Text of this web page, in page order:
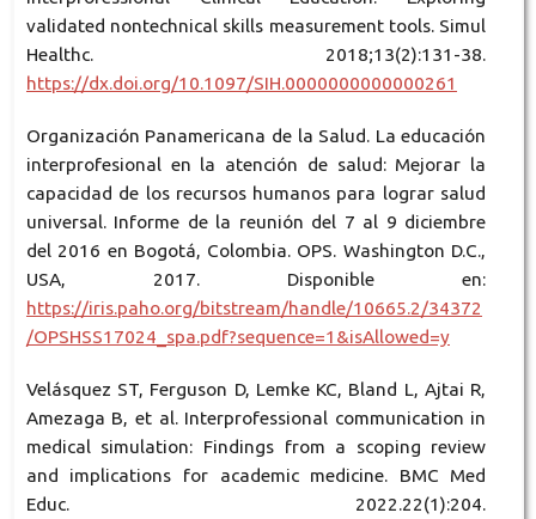
validated nontechnical skills measurement tools. Simul
Healthc. 2018;13(2):131-38.
https://dx.doi.org/10.1097/SIH.0000000000000261
Organización Panamericana de la Salud. La educación
interprofesional en la atención de salud: Mejorar la
capacidad de los recursos humanos para lograr salud
universal. Informe de la reunión del 7 al 9 diciembre
del 2016 en Bogotá, Colombia. OPS. Washington D.C.,
USA, 2017. Disponible en:
https://iris.paho.org/bitstream/handle/10665.2/34372
/OPSHSS17024_spa.pdf?sequence=1&isAllowed=y
Velásquez ST, Ferguson D, Lemke KC, Bland L, Ajtai R,
Amezaga B, et al. Interprofessional communication in
medical simulation: Findings from a scoping review
and implications for academic medicine. BMC Med
Educ. 2022.22(1):204.